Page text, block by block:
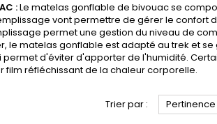
:Le matelas gonflable de bivouac se
vont permettre de gérer le confort
permet une gestion du niveau de
le matelas gonflable est adapté au trek et
d'éviter d'apporter de l'humidité.
film réfléchissant de la chaleur corporelle.
Trier par : Pertinence